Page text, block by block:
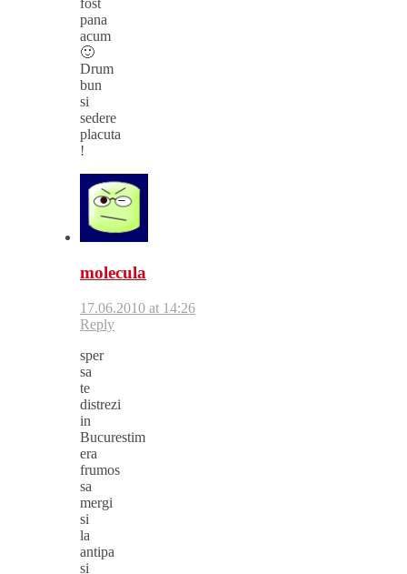
fost
pana
acum
🙂
Drum
bun
si
sedere
placuta
!
molecula
17.06.2010 at 14:26
Reply
sper
sa
te
distrezi
in
Bucurestim
era
frumos
sa
mergi
si
la
antipa
si